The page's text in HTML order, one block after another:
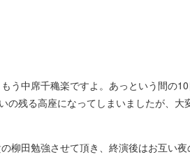
う中席千穐楽ですよ。あっという間の
残る高座になってしまいましたが、大
柳田勉強させて頂き、終演後はお互い